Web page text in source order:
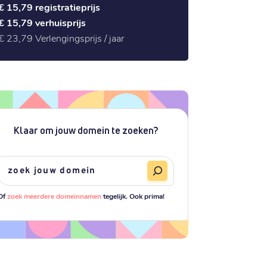
15,79 registratieprijs
15,79 verhuisprijs
23,79 Verlengingsprijs / jaar
Klaar om jouw domein te zoeken?
zoek meerdere domeinnamentegelijk. Ook prima!